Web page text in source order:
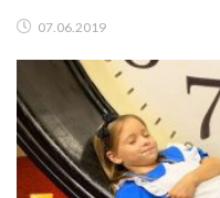
07.06.2019